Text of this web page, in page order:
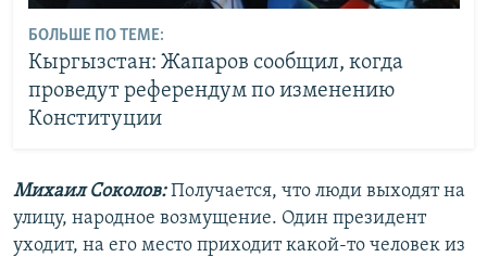
БОЛЬШЕ ПО ТЕМЕ:
Кыргызстан: Жапаров сообщил, когда
проведут референдум по изменению
Конституции
Михаил Соколов:Получается, что люди выходят на
улицу, народное возмущение. Один президент
уходит, на его место приходит какой-то человек из